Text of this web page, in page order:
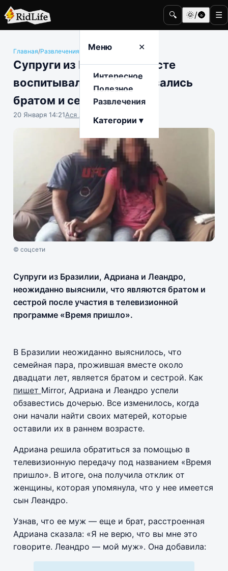
🔍 🌞/🌚 ☰
Меню ✕
Интересное
Полезное
Развлечения
Категории ▾
Главная/Развлечения Общество
Супруги из Бразилии вместе
воспитывали дочь, а оказались
братом и сестрой
20 Января 14:21Ася Амелина
© соцсети
Супруги из Бразилии, Адриана и Леандро,
неожиданно выяснили, что являются братом и
сестрой после участия в телевизионной
программе «Время пришло».
В Бразилии неожиданно выяснилось, что
семейная пара, прожившая вместе около
двадцати лет, является братом и сестрой. Как
пишет Mirror, Адриана и Леандро успели
обзавестись дочерью. Все изменилось, когда
они начали найти своих матерей, которые
оставили их в раннем возрасте.
Адриана решила обратиться за помощью в
телевизионную передачу под названием «Время
пришло». В итоге, она получила отклик от
женщины, которая упомянула, что у нее имеется
сын Леандро.
Узнав, что ее муж — еще и брат, расстроенная
Адриана сказала: «Я не верю, что вы мне это
говорите. Леандро — мой муж». Она добавила: